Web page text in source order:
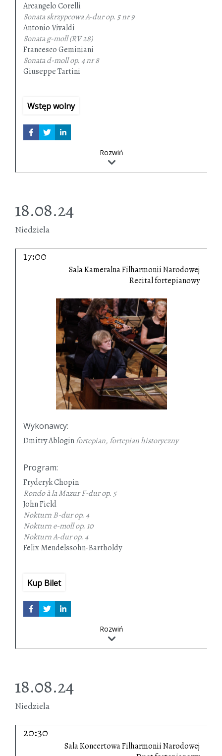
Arcangelo Corelli
Sonata skrzypcowa A-durop. 5 nr 9
Antonio Vivaldi
Sonata g-moll(RV 28)
Francesco Geminiani
Sonata d-mollop. 4 nr 8
Giuseppe Tartini
Sonata d-mollop. 2 nr 12
Sonata d-mollop. 6 nr 12
Wstęp wolny
Rozwiń
18.08.24
Niedziela
17:00
Sala Kameralna Filharmonii Narodowej
Recital fortepianowy
Wykonawcy:
Dmitry Abloginfortepian, fortepian historyczny
Program:
Fryderyk Chopin
Rondo à la Mazur F-durop. 5
John Field
Nokturn B-durop. 4
Nokturn e-mollop. 10
Nokturn A-durop. 4
Felix Mendelssohn-Bartholdy
Rapsodia h-moll
Ballada H-dur
6 Klavierstücke op. 118
Kup Bilet
Rozwiń
18.08.24
Niedziela
20:30
Sala Koncertowa Filharmonii Narodowej